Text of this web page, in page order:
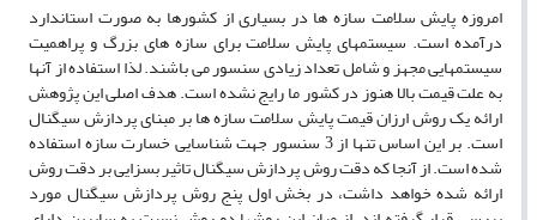
امروزه پایش سلامت سازه ها در بسیاری از کشورها به صورت استاندارد
درآمده است. سیستمهای پایش سلامت برای سازه های بزرگ و پراهمیت
سیستمهایی مجهز و شامل تعداد زیادی سنسور می باشند. لذا استفاده از آنها
به علت قیمت بالا هنوز در کشور ما رایج نشده است. هدف اصلی این پژوهش
ارائه یک روش ارزان قیمت پایش سلامت سازه ها بر مبنای پردازش سیگنال
است. بر این اساس تنها از 3 سنسور جهت شناسایی خسارت سازه استفاده
شده است. از آنجا که دقت روش پردازش سیگنال تاثیر بسزایی بر دقت روش
ارائه شده خواهد داشت، در بخش اول پنج روش پردازش سیگنال مورد